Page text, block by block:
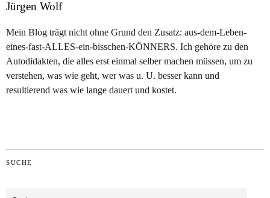
Jürgen Wolf
Mein Blog trägt nicht ohne Grund den Zusatz: aus-dem-Leben-
eines-fast-ALLES-ein-bisschen-KÖNNERS. Ich gehöre zu den
Autodidakten, die alles erst einmal selber machen müssen, um zu
verstehen, was wie geht, wer was u. U. besser kann und
resultierend was wie lange dauert und kostet.
SUCHE